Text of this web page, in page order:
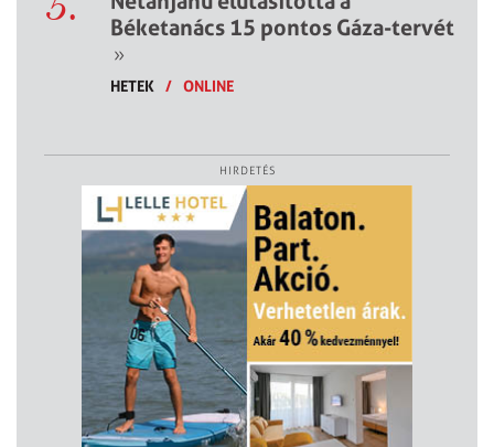
Béketanács 15 pontos Gáza-tervét
»
HETEK / ONLINE
HIRDETÉS